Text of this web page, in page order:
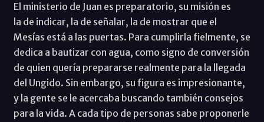
El ministerio de Juan es preparatorio, su misión es
la de indicar, la de señalar, la de mostrar que el
Mesías está a las puertas. Para cumplirla fielmente, se
dedica a bautizar con agua, como signo de conversión
de quien quería prepararse realmente para la llegada
del Ungido. Sin embargo, su figura es impresionante,
y la gente se le acercaba buscando también consejos
para la vida. A cada tipo de personas sabe proponerle